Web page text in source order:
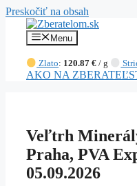
Preskočiť na obsah
Menu
Zlato: 120.87 € / g
AKO NA
Veľtrh
Praha, PVA
05.09.2026